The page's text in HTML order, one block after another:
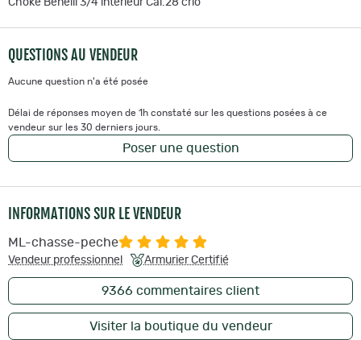
QUESTIONS AU VENDEUR
Aucune question n'a été posée
Délai de réponses moyen de 1h constaté sur les questions posées à ce
vendeur sur les 30 derniers jours.
Poser une question
INFORMATIONS SUR LE VENDEUR
ML-chasse-peche
Vendeur professionnel Armurier Certifié
9366 commentaires client
Visiter la boutique du vendeur